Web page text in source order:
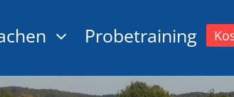
Probetraining